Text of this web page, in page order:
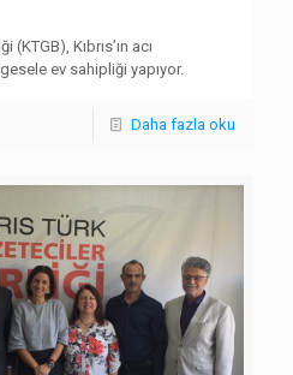
(KTGB), Kıbrıs’ın acı
ev sahipliği yapıyor.
Daha fazla oku